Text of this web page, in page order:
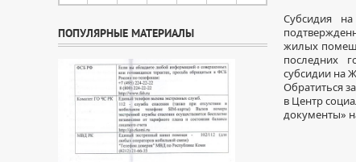
ПОПУЛЯРНЫЕ МАТЕРИАЛЫ
Субсидия
жилых
последних
субсидии на
Обратиться
в Центр
документы»